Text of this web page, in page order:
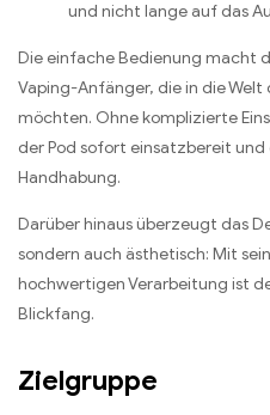
und nicht lange auf das
Die einfache Bedienung macht
Vaping-Anfänger, die in die
möchten. Ohne komplizierte
der Pod sofort einsatzbereit
Handhabung.
Darüber hinaus überzeugt das
sondern auch ästhetisch: Mit
hochwertigen Verarbeitung ist
Blickfang.
Zielgruppe